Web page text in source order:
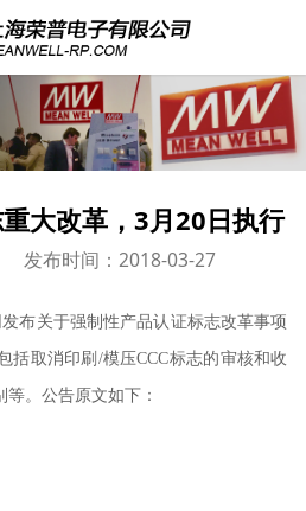
大改革，3月20日执行
发布时间：2018-03-27
布关于强制性产品认证标志改革事项
括取消印刷/模压CCC标志的审核和收
等。公告原文如下：